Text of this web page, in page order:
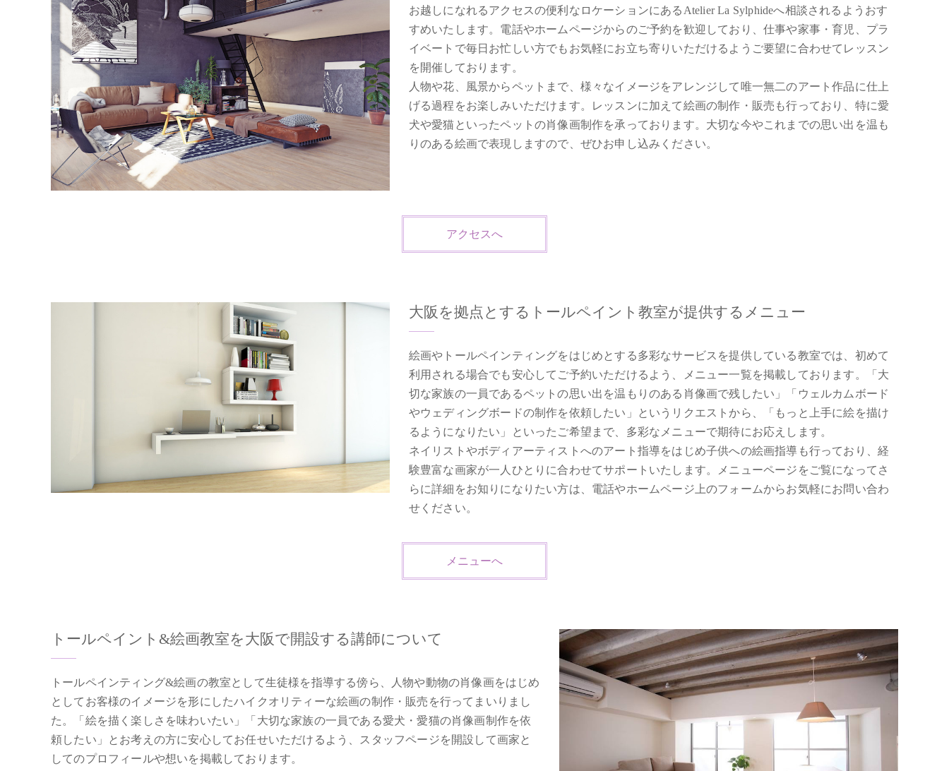
お越しになれるアクセスの便利なロケーションにあるAtelier La Sylphideへ相談されるようおす
すめいたします。電話やホームページからのご予約を歓迎しており、仕事や家事・育児、プラ
イベートで毎日お忙しい方でもお気軽にお立ち寄りいただけるようご要望に合わせてレッスン
を開催しております。
人物や花、風景からペットまで、様々なイメージをアレンジして唯一無二のアート作品に仕上
げる過程をお楽しみいただけます。レッスンに加えて絵画の制作・販売も行っており、特に愛
犬や愛猫といったペットの肖像画制作を承っております。大切な今やこれまでの思い出を温も
りのある絵画で表現しますので、ぜひお申し込みください。
アクセスへ
大阪を拠点とするトールペイント教室が提供するメニュー
絵画やトールペインティングをはじめとする多彩なサービスを提供している教室では、初めて
利用される場合でも安心してご予約いただけるよう、メニュー一覧を掲載しております。「大
切な家族の一員であるペットの思い出を温もりのある肖像画で残したい」「ウェルカムボード
やウェディングボードの制作を依頼したい」というリクエストから、「もっと上手に絵を描け
るようになりたい」といったご希望まで、多彩なメニューで期待にお応えします。
ネイリストやボディアーティストへのアート指導をはじめ子供への絵画指導も行っており、経
験豊富な画家が一人ひとりに合わせてサポートいたします。メニューページをご覧になってさ
らに詳細をお知りになりたい方は、電話やホームページ上のフォームからお気軽にお問い合わ
せください。
メニューへ
トールペイント&絵画教室を大阪で開設する講師について
トールペインティング&絵画の教室として生徒様を指導する傍ら、人物や動物の肖像画をはじめ
としてお客様のイメージを形にしたハイクオリティーな絵画の制作・販売を行ってまいりまし
た。「絵を描く楽しさを味わいたい」「大切な家族の一員である愛犬・愛猫の肖像画制作を依
頼したい」とお考えの方に安心してお任せいただけるよう、スタッフページを開設して画家と
してのプロフィールや想いを掲載しております。